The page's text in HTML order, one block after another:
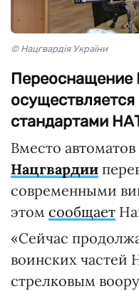
© Нацгвардія України
Переоснащение
осуществляется
стандартами
Вместо
Нацгвардии
современными
этом сообщает
«Сейчас
воинских частей
стрелковым